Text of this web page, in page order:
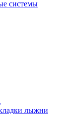
системы
лыжни